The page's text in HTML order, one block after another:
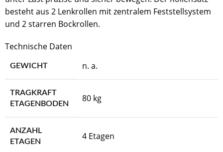
besteht aus 2 Lenkrollen mit zentralem Feststellsystem
und 2 starren Bockrollen.
Technische Daten
GEWICHT n. a.
TRAGKRAFT
ETAGENBODEN
80 kg
ANZAHL
ETAGEN
4 Etagen